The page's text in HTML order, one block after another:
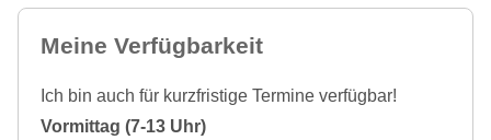
Meine Verfügbarkeit
Ich bin auch für kurzfristige Termine verfügbar!
Vormittag (7-13 Uhr)